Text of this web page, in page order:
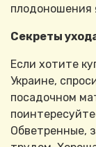
плодоношения
Секреты
Если хотите
Украине,
посадочном
Обветренные,